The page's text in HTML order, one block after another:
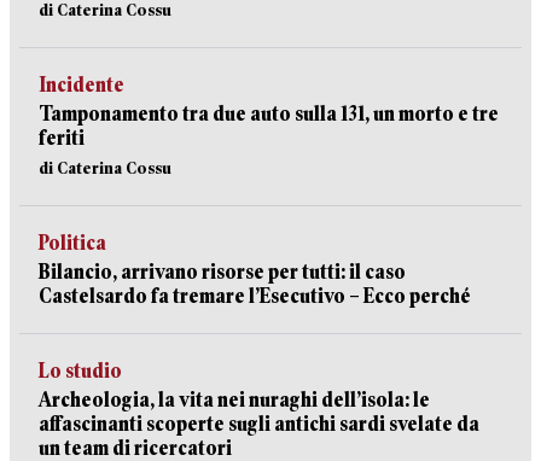
di Caterina Cossu
Incidente
Tamponamento tra due auto sulla 131, un morto e tre
feriti
di Caterina Cossu
Politica
Bilancio, arrivano risorse per tutti: il caso
Castelsardo fa tremare l’Esecutivo – Ecco perché
Lo studio
Archeologia, la vita nei nuraghi dell’isola: le
affascinanti scoperte sugli antichi sardi svelate da
un team di ricercatori